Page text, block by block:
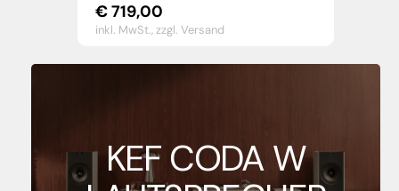
€719,00
inkl. MwSt.,zzgl. Versand
KEF CODA W